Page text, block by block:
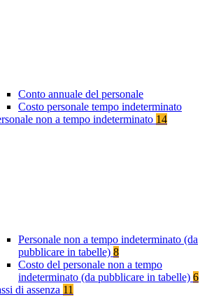
Conto annuale del personale
Costo personale tempo indeterminato
non a tempo indeterminato 14
Personale non a tempo indeterminato (da
pubblicare in tabelle) 8
Costo del personale non a tempo
indeterminato (da pubblicare in tabelle) 6
di assenza 11